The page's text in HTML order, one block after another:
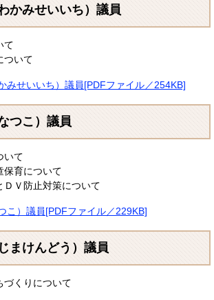
かみせいいち）議員
て
ついて
みせいいち）議員[PDFファイル／254KB]
つこ）議員
いて
保育について
ＤＶ防止対策について
こ）議員[PDFファイル／229KB]
まけんどう）議員
づくりについて